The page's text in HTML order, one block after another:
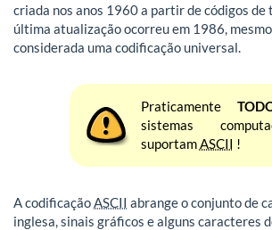
criada nos anos 1960 a partir de códigos de
última atualização ocorreu em 1986,
considerada uma codificação universal.
Praticamente
sistemas
suportamASCII !
A codificaçãoASCII abrange o conjunto de
inglesa, sinais gráficos e alguns caracteres